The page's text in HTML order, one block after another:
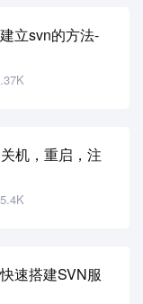
立svn的方法-
机，重启，注
5.4K
速搭建SVN服